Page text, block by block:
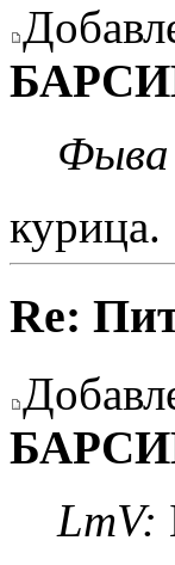
Фыва
курица.
Re:
LmV: